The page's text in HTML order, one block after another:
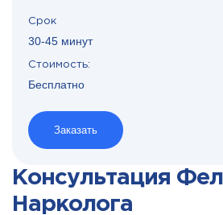
Срок
30-45 минут
Стоимость:
Бесплатно
Заказать
Консультация
Нарколога